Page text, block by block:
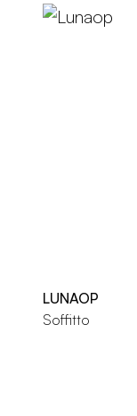
LUNAOP
Soffitto